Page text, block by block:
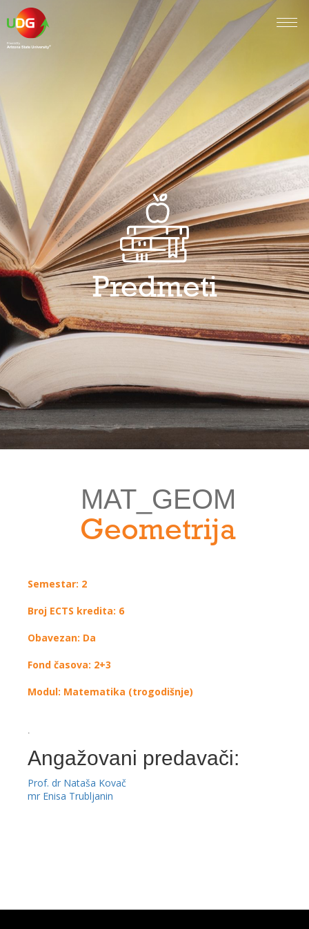
Predmeti
MAT_GEOM
Geometrija
Semestar: 2
Broj ECTS kredita: 6
Obavezan: Da
Fond časova: 2+3
Modul: Matematika (trogodišnje)
.
Angažovani predavači:
Prof. dr Nataša Kovač
mr Enisa Trubljanin